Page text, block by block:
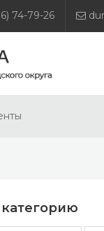
74-79-26